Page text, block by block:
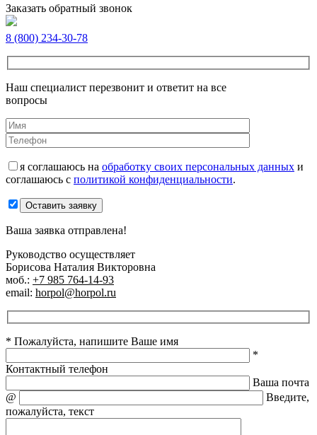
Заказать обратный звонок
8 (800) 234-30-78
Наш специалист перезвонит и ответит на все
вопросы
я соглашаюсь на обработку своих персональных данных и
соглашаюсь с политикой конфиденциальности.
Оставить заявку
Ваша заявка отправлена!
Руководство осуществляет
Борисова Наталия Викторовна
моб.: +7 985 764-14-93
email: horpol@horpol.ru
* Пожалуйста, напишите Ваше имя
*
Контактный телефон
Ваша почта
@
Введите,
пожалуйста, текст